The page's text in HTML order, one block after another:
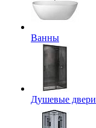
Ванны
Душевые двери